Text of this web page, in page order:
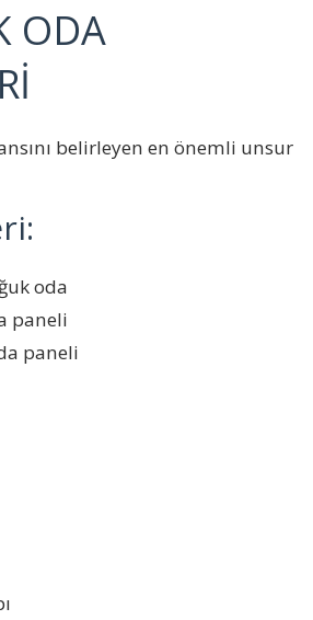
ODA
belirleyen en önemli unsur
oda
paneli
paneli